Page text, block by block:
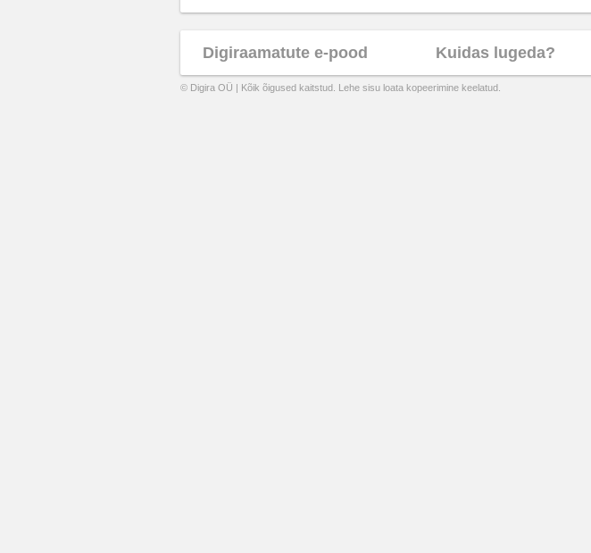
Digiraamatute e-pood Kuidas lugeda?
© Digira OÜ | Kõik õigused kaitstud. Lehe sisu loata kopeerimine keelatud.